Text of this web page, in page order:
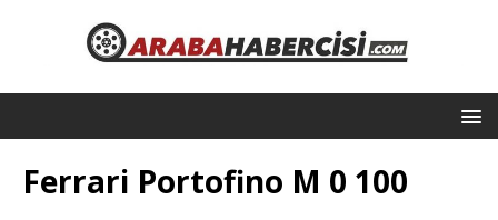
Ferrari Portofino M 0 100